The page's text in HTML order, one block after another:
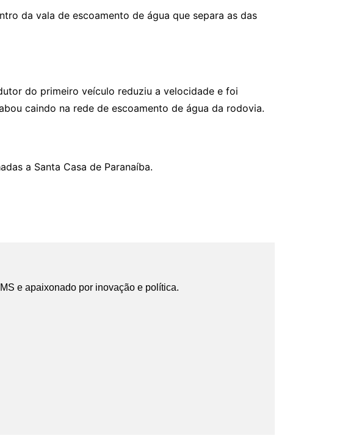
da vala de escoamento de água que separa as das
do primeiro veículo reduziu a velocidade e foi
caindo na rede de escoamento de água da rodovia.
a Santa Casa de Paranaíba.
e apaixonado por inovação e política.